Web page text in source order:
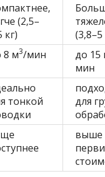
(2,5–
кг)
(3,8–5
8 м3/мин
до 15
мин
тонкой
для
выше